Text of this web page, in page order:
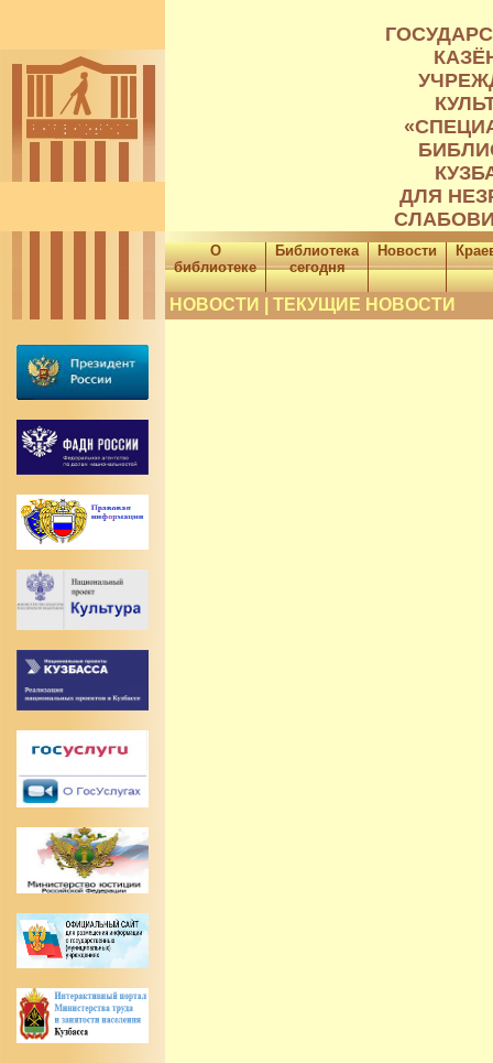
ДЛЯ
О
библиотеке
Библиотека
сегодня
Новости
НОВОСТИ | ТЕКУЩИЕ НОВОСТИ